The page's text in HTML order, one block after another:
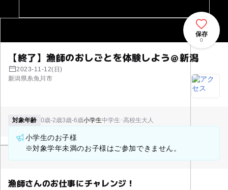
【終了】漁師のおしごとを体験しよう＠新潟
2023-11-12(日)
新潟県糸魚川市
保存
0
対象年齢 0歳-2歳3歳-6歳小学生中学生･高校生大人
小学生のお子様
※対象学年未満のお子様はご参加できません。
漁師さんのお仕事にチャレンジ！